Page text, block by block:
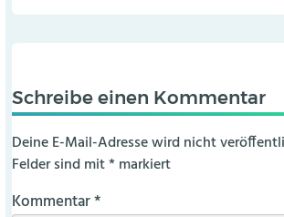
Schreibe einen Kommentar
Deine E-Mail-Adresse wird nicht
Felder sind mit*markiert
Kommentar*